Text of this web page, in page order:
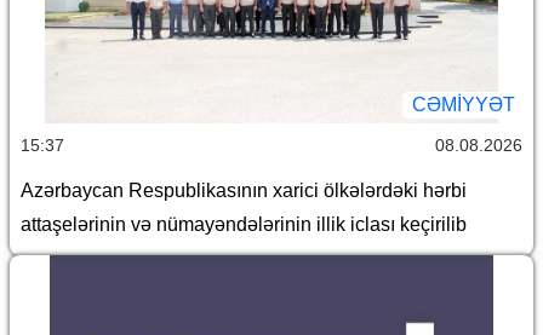
CƏMİYYƏT
15:37 08.08.2026
Azərbaycan Respublikasının xarici ölkələrdəki hərbi
attaşelərinin və nümayəndələrinin illik iclası keçirilib